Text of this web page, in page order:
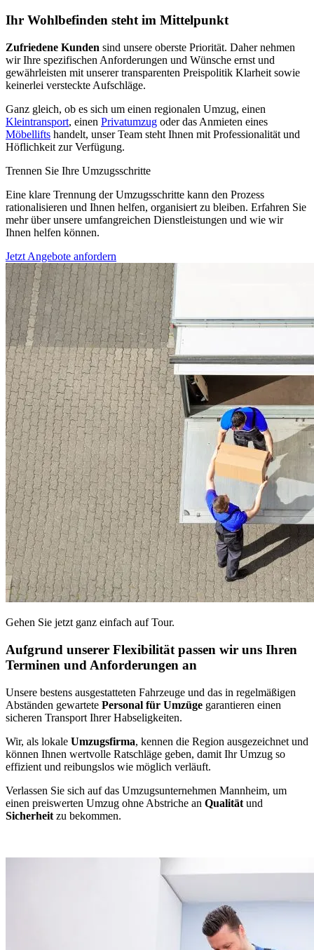
Ihr Wohlbefinden steht im Mittelpunkt
Zufriedene Kunden sind unsere oberste Priorität. Daher nehmen
wir Ihre spezifischen Anforderungen und Wünsche ernst und
gewährleisten mit unserer transparenten Preispolitik Klarheit sowie
keinerlei versteckte Aufschläge.
Ganz gleich, ob es sich um einen regionalen Umzug, einen
Kleintransport, einen Privatumzug oder das Anmieten eines
Möbellifts handelt, unser Team steht Ihnen mit Professionalität und
Höflichkeit zur Verfügung.
Trennen Sie Ihre Umzugsschritte
Eine klare Trennung der Umzugsschritte kann den Prozess
rationalisieren und Ihnen helfen, organisiert zu bleiben. Erfahren Sie
mehr über unsere umfangreichen Dienstleistungen und wie wir
Ihnen helfen können.
Jetzt Angebote anfordern
Gehen Sie jetzt ganz einfach auf Tour.
Aufgrund unserer Flexibilität passen wir uns Ihren
Terminen und Anforderungen an
Unsere bestens ausgestatteten Fahrzeuge und das in regelmäßigen
Abständen gewartete Personal für Umzüge garantieren einen
sicheren Transport Ihrer Habseligkeiten.
Wir, als lokale Umzugsfirma, kennen die Region ausgezeichnet und
können Ihnen wertvolle Ratschläge geben, damit Ihr Umzug so
effizient und reibungslos wie möglich verläuft.
Verlassen Sie sich auf das Umzugsunternehmen Mannheim, um
einen preiswerten Umzug ohne Abstriche an Qualität und
Sicherheit zu bekommen.